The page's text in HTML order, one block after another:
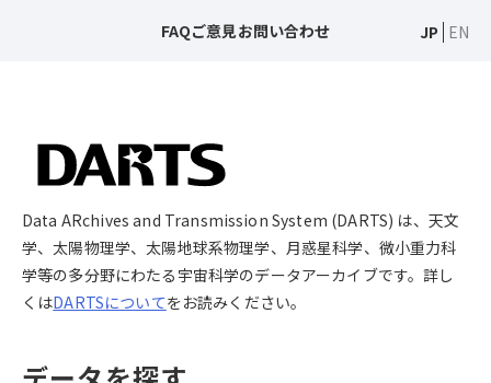
FAQご意見お問い合わせ JP EN
Data ARchives and Transmission System (DARTS) は、天文
学、太陽物理学、太陽地球系物理学、月惑星科学、微小重力科
学等の多分野にわたる宇宙科学のデータアーカイブです。詳し
くはDARTSについてをお読みください。